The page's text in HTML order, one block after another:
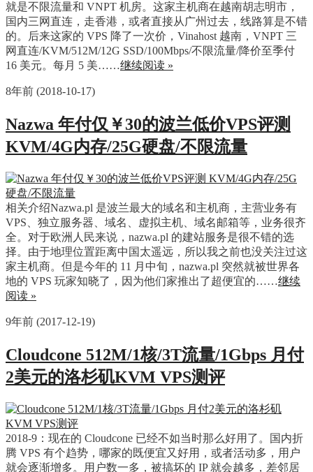
就是不限流量和 VNPT 机房。这家主机商在越南胡志明市，
国内三网直连，走香港，或者直接从广州过去，线路算是不错
的。后来这家的 VPS 降了一次价，Vinahost 越南，VNPT 三
网直连/KVM/512M/12G SSD/100Mbps/不限流量/降价至季付
16 美元。每月 5 美……继续阅读 »
8年前 (2018-10-17)
Nazwa 年付仅￥30的波兰低价VPS评测
KVM/4G内存/25G硬盘/不限流量
相关介绍Nazwa.pl 是波兰最大的域名和主机商，主营业务有
VPS、独立服务器、域名、虚拟主机、域名邮箱等，业务很齐
全。对于欧洲人民来说，nazwa.pl 的建站服务是很不错的选
择。由于地理位置距离中国太遥远，所以我之前也没关注过这
家主机商。但是今年的 11 月中旬，nazwa.pl 突然就被世界各
地的 VPS 玩家知晓了，因为他们家推出了超便宜的……继续
阅读 »
9年前 (2017-12-19)
Cloudcone 512M/1核/3T流量/1Gbps 月付
2美元的洛杉矶KVM VPS测评
2018-9：现在的 Cloudcone 已经不如当时那么好用了。国内折
腾 VPS 有个趋势，哪家的既便宜又好用，或者活动多，用户
就会逐渐增多。用户数一多，被搞坏的 IP 就会越多，差邻居